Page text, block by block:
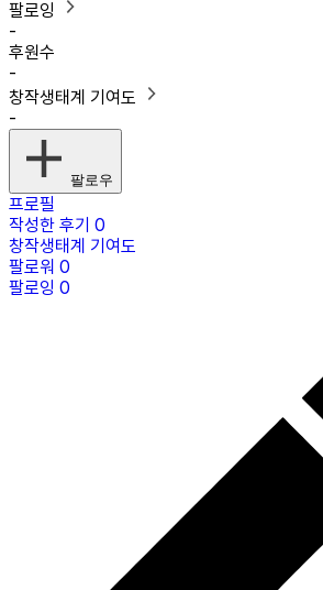
팔로잉
-
후원수
-
창작생태계 기여도
-
팔로우
프로필
작성한 후기 0
창작생태계 기여도
팔로워 0
팔로잉 0